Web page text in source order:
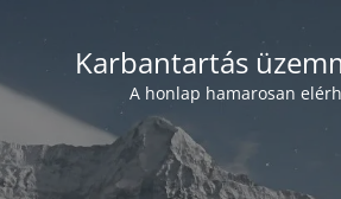
Karbantartás
A honlap hamarosan